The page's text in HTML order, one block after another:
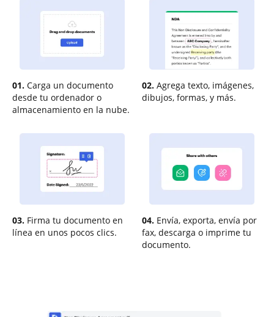
01. Carga un documento
desde tu ordenador o
almacenamiento en la nube.
02. Agrega texto, imágenes,
dibujos, formas, y más.
03. Firma tu documento en
línea en unos pocos clics.
04. Envía, exporta, envía por
fax, descarga o imprime tu
documento.